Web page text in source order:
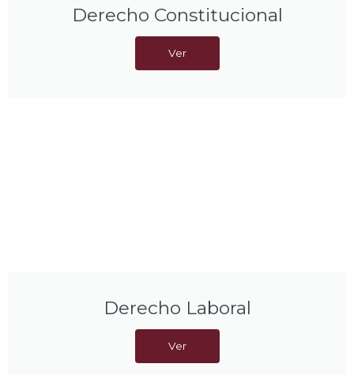
Derecho Constitucional
Ver
Derecho Laboral
Ver